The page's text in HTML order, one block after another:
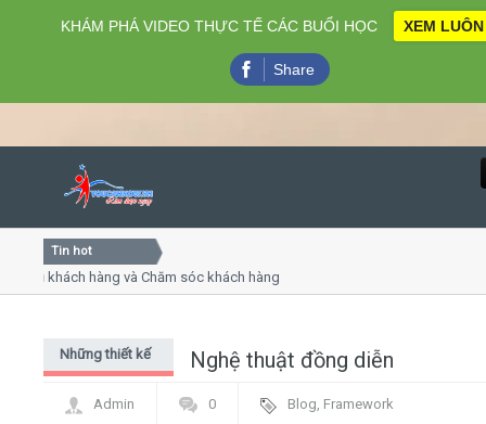
Close
Home
Tin hot
khách hàng và Chăm sóc khách hàng chuyên nghiệp
Nghệ thuật đồng diễn
Những thiết kế
Admin
0 Blog, Framework
KHÁM PHÁ VIDEO THỰC TẾ CÁC BUỔI HỌC XEM LUÔN
Share